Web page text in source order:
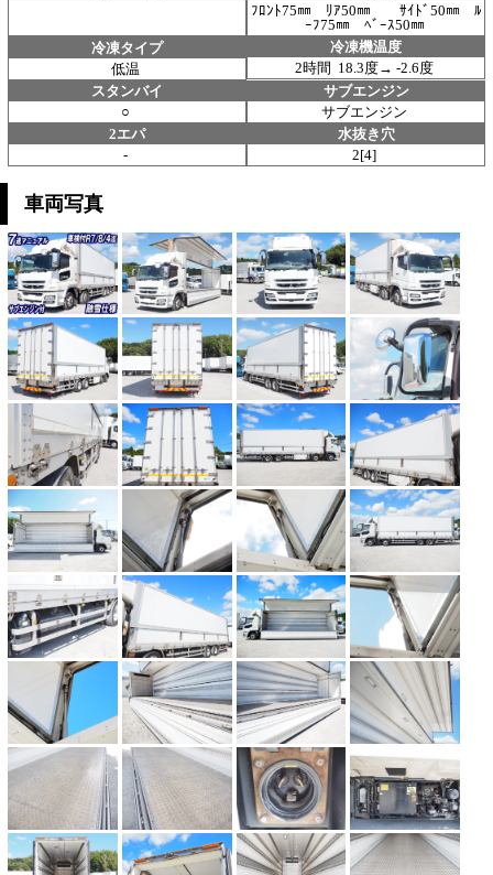
ﾌﾛﾝﾄ75㎜ ﾘｱ50㎜ ｻｲﾄﾞ50㎜ ﾙ
ｰﾌ75㎜ ﾍﾞｰｽ50㎜
冷凍タイプ
低温
冷凍機温度
2時間 18.3度→ -2.6度
スタンバイ
○
サブエンジン
サブエンジン
2エパ
-
水抜き穴
2[4]
車両写真